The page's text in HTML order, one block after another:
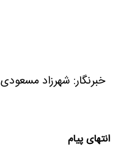
خبرنگار: شهرزاد مسعودی
انتهای پیام